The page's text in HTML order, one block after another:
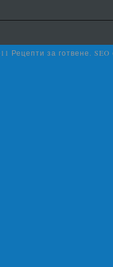
Рецепти за готвене.